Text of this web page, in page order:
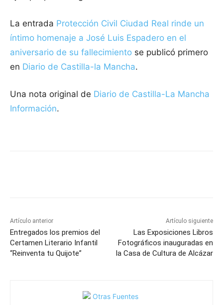
La entrada Protección Civil Ciudad Real rinde un
íntimo homenaje a José Luis Espadero en el
aniversario de su fallecimiento se publicó primero
en Diario de Castilla-la Mancha.
Una nota original de Diario de Castilla-La Mancha
Información.
Artículo anterior
Entregados los premios del
Certamen Literario Infantil
“Reinventa tu Quijote”
Artículo siguiente
Las Exposiciones Libros
Fotográficos inauguradas en
la Casa de Cultura de Alcázar